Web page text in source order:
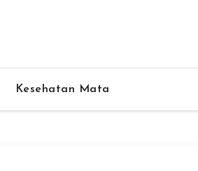
Kesehatan Mata